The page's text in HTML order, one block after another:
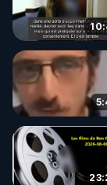
🌱 LA
Pour ne pas
http://rgnr.li/
🌱 VIDÉOS
Toutes les
http://rgnr.li/